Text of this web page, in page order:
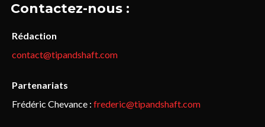
Contactez-nous :
Rédaction
contact@tipandshaft.com
Partenariats
Frédéric Chevance : frederic@tipandshaft.com